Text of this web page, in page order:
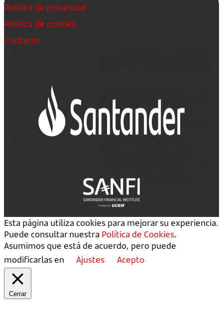
Política de privacidad
Política de cookies
Contacto
Esta página utiliza cookies para mejorar su experiencia.
Puede consultar nuestra Política de Cookies.
Asumimos que está de acuerdo, pero puede
modificarlas en
Ajustes Acepto
Cerrar